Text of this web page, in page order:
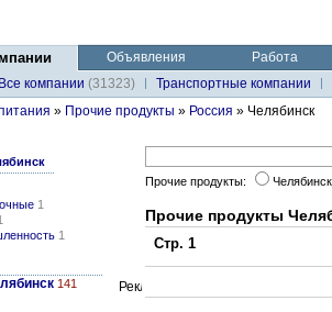
Объявления
Работа
Все компании (31323)
Транспортные компании
» Прочие продукты » Россия » Челябинск
1
1
141
Прочие продукты:
Прочие продукты
Стр. 1